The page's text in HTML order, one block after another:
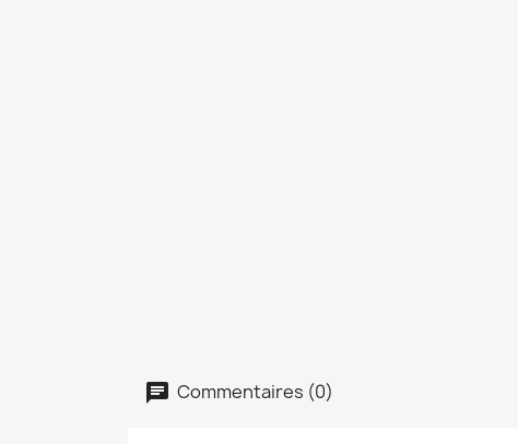
Commentaires (0)